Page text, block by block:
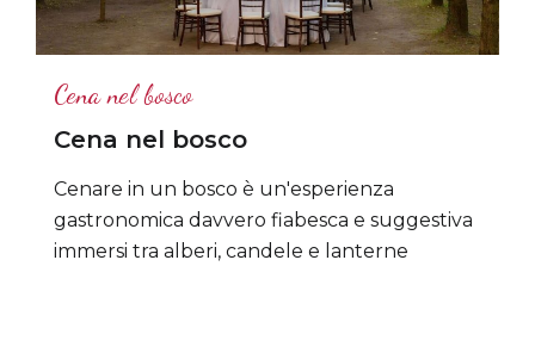
Cena nel bosco
Cena nel bosco
Cenare in un bosco è un'esperienza
gastronomica davvero fiabesca e suggestiva
immersi tra alberi, candele e lanterne